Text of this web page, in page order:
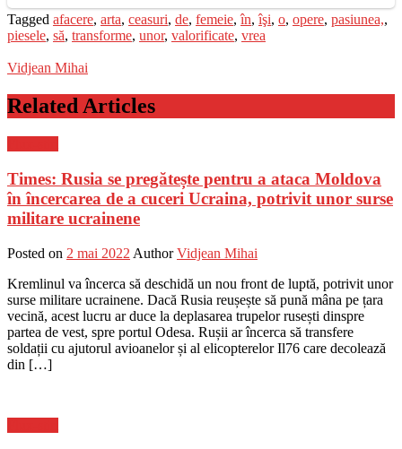
Tagged afacere, arta, ceasuri, de, femeie,în,îşi, o, opere, pasiunea,,
piesele, să, transforme, unor, valorificate, vrea
Vidjean Mihai
Related Articles
Times: Rusia se pregătește pentru a ataca Moldova
în încercarea de a cuceri Ucraina, potrivit unor surse
militare ucrainene
Posted on 2 mai 2022 Author Vidjean Mihai
Kremlinul va încerca să deschidă un nou front de luptă, potrivit unor
surse militare ucrainene. Dacă Rusia reușește să pună mâna pe țara
vecină, acest lucru ar duce la deplasarea trupelor rusești dinspre
partea de vest, spre portul Odesa. Rușii ar încerca să transfere
soldații cu ajutorul avioanelor și al elicopterelor Il76 care decolează
din […]